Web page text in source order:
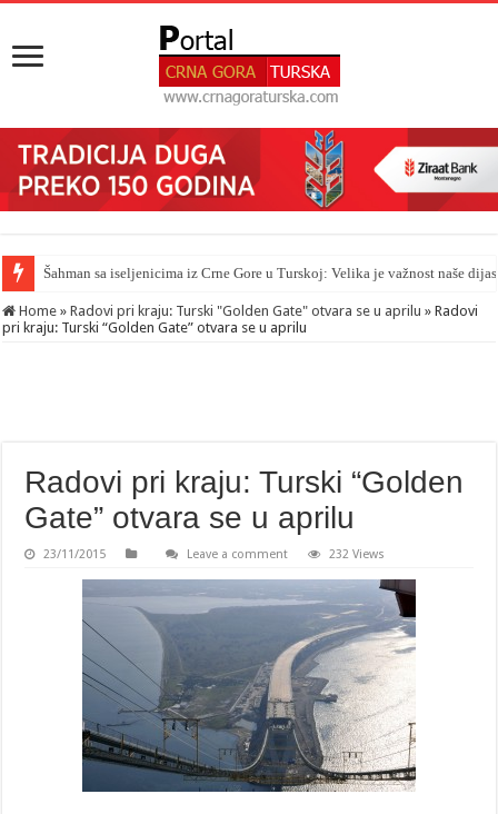
Šahman sa iseljenicima iz Crne Gore u Turskoj: Velika je važnost naše
Home » Radovi pri kraju: Turski "Golden Gate" otvara se u aprilu » Radovi
pri kraju: Turski “Golden Gate” otvara se u aprilu
Radovi pri kraju: Turski “Golden
Gate” otvara se u aprilu
23/11/2015 Leave a comment 232 Views